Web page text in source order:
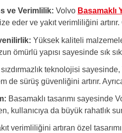
bu da yakıt
ve işletme
ve Verimlilik: Volvo Basamaklı
eder ve yakıt verimliliğini
Yüksek kaliteli
ömürlü yapısı sayesinde sık
teknolojisi sayesinde,
de sürüş güvenliğini artırır.
Basamaklı tasarımı sayesinde
kullanıcıya da büyük rahatlık
verimliliğini artıran özel